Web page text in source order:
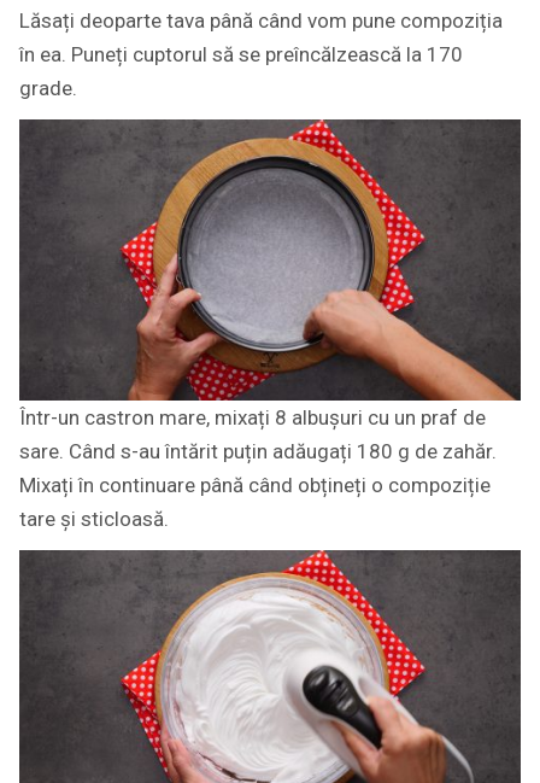
Lăsați deoparte tava până când vom pune compoziția
în ea. Puneți cuptorul să se preîncălzească la 170
grade.
Într-un castron mare, mixați 8 albușuri cu un praf de
sare. Când s-au întărit puțin adăugați 180 g de zahăr.
Mixați în continuare până când obțineți o compoziție
tare și sticloasă.